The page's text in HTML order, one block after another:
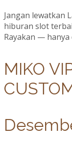
Jangan lewatkan
hiburan slot
Rayakan —
MIKO